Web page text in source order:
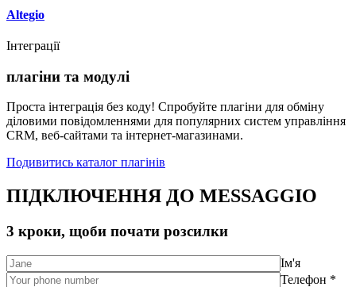
Altegio
Інтеграції
плагіни та модулі
Проста інтеграція без коду! Спробуйте плагіни для обміну
діловими повідомленнями для популярних систем управління
CRM, веб-сайтами та інтернет-магазинами.
Подивитись каталог плагінів
ПІДКЛЮЧЕННЯ ДО MESSAGGIO
3 кроки, щоби почати розсилки
Ім'я
Телефон *